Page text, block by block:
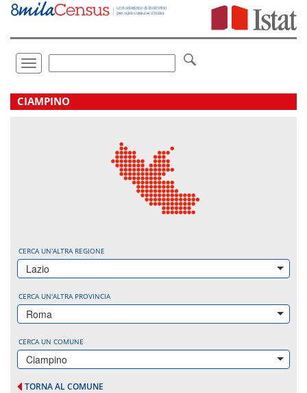
Vai
direttamente
Toggle
navigation
.
CIAMPINO
CERCA UN'ALTRA REGIONE
Lazio
CERCA UN'ALTRA PROVINCIA
Roma
CERCA UN COMUNE
Ciampino
TORNA AL COMUNE